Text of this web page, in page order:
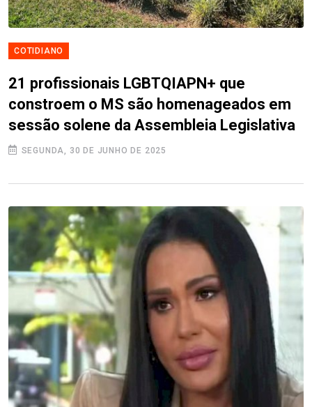
COTIDIANO
21 profissionais LGBTQIAPN+ que
constroem o MS são homenageados em
sessão solene da Assembleia Legislativa
SEGUNDA, 30 DE JUNHO DE 2025